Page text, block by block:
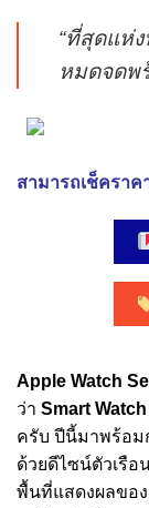
“ที่สุดแห่
หมดจดพ
สามารถเช็ครา
Apple Watch
ว่า Smart
ครับ ปีนี้มาพร้อม
ด้วยดีไซน์ตัวเรือ
พื้นที่แสดงผลของ